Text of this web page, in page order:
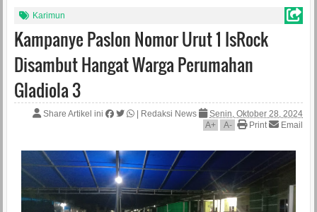
Karimun
Kampanye Paslon Nomor Urut 1 IsRock
Disambut Hangat Warga Perumahan
Gladiola 3
Share Artikel ini Redaksi News
Senin, Oktober 28, 2024
A+ A- Print Email